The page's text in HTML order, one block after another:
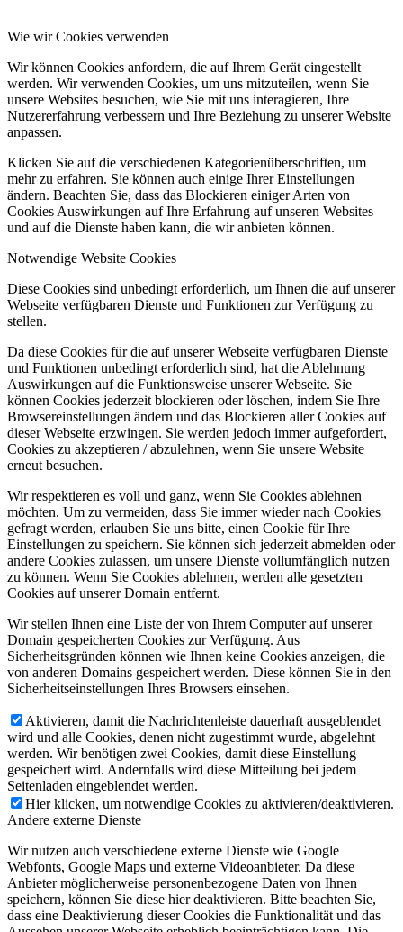
Wie wir Cookies verwenden
Wir können Cookies anfordern, die auf Ihrem Gerät eingestellt
werden. Wir verwenden Cookies, um uns mitzuteilen, wenn Sie
unsere Websites besuchen, wie Sie mit uns interagieren, Ihre
Nutzererfahrung verbessern und Ihre Beziehung zu unserer Website
anpassen.
Klicken Sie auf die verschiedenen Kategorienüberschriften, um
mehr zu erfahren. Sie können auch einige Ihrer Einstellungen
ändern. Beachten Sie, dass das Blockieren einiger Arten von
Cookies Auswirkungen auf Ihre Erfahrung auf unseren Websites
und auf die Dienste haben kann, die wir anbieten können.
Notwendige Website Cookies
Diese Cookies sind unbedingt erforderlich, um Ihnen die auf unserer
Webseite verfügbaren Dienste und Funktionen zur Verfügung zu
stellen.
Da diese Cookies für die auf unserer Webseite verfügbaren Dienste
und Funktionen unbedingt erforderlich sind, hat die Ablehnung
Auswirkungen auf die Funktionsweise unserer Webseite. Sie
können Cookies jederzeit blockieren oder löschen, indem Sie Ihre
Browsereinstellungen ändern und das Blockieren aller Cookies auf
dieser Webseite erzwingen. Sie werden jedoch immer aufgefordert,
Cookies zu akzeptieren / abzulehnen, wenn Sie unsere Website
erneut besuchen.
Wir respektieren es voll und ganz, wenn Sie Cookies ablehnen
möchten. Um zu vermeiden, dass Sie immer wieder nach Cookies
gefragt werden, erlauben Sie uns bitte, einen Cookie für Ihre
Einstellungen zu speichern. Sie können sich jederzeit abmelden oder
andere Cookies zulassen, um unsere Dienste vollumfänglich nutzen
zu können. Wenn Sie Cookies ablehnen, werden alle gesetzten
Cookies auf unserer Domain entfernt.
Wir stellen Ihnen eine Liste der von Ihrem Computer auf unserer
Domain gespeicherten Cookies zur Verfügung. Aus
Sicherheitsgründen können wie Ihnen keine Cookies anzeigen, die
von anderen Domains gespeichert werden. Diese können Sie in den
Sicherheitseinstellungen Ihres Browsers einsehen.
Aktivieren, damit die Nachrichtenleiste dauerhaft ausgeblendet
wird und alle Cookies, denen nicht zugestimmt wurde, abgelehnt
werden. Wir benötigen zwei Cookies, damit diese Einstellung
gespeichert wird. Andernfalls wird diese Mitteilung bei jedem
Seitenladen eingeblendet werden.
Hier klicken, um notwendige Cookies zu aktivieren/deaktivieren.
Andere externe Dienste
Wir nutzen auch verschiedene externe Dienste wie Google
Webfonts, Google Maps und externe Videoanbieter. Da diese
Anbieter möglicherweise personenbezogene Daten von Ihnen
speichern, können Sie diese hier deaktivieren. Bitte beachten Sie,
dass eine Deaktivierung dieser Cookies die Funktionalität und das